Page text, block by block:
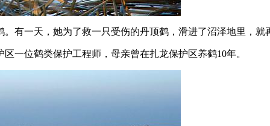
有一天，她为了救一只受伤的丹顶鹤，滑进了沼泽地里，就
一位鹤类保护工程师，母亲曾在扎龙保护区养鹤10年。